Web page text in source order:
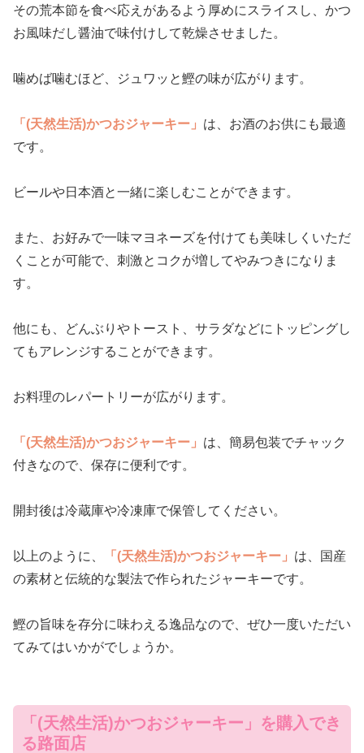
その荒本節を食べ応えがあるよう厚めにスライスし、かつ
お風味だし醤油で味付けして乾燥させました。
噛めば噛むほど、ジュワッと鰹の味が広がります。
「(天然生活)かつおジャーキー」 は、お酒のお供にも最適
です。
ビールや日本酒と一緒に楽しむことができます。
また、お好みで一味マヨネーズを付けても美味しくいただ
くことが可能で、刺激とコクが増してやみつきになりま
す。
他にも、どんぶりやトースト、サラダなどにトッピングし
てもアレンジすることができます。
お料理のレパートリーが広がります。
「(天然生活)かつおジャーキー」 は、簡易包装でチャック
付きなので、保存に便利です。
開封後は冷蔵庫や冷凍庫で保管してください。
以上のように、 「(天然生活)かつおジャーキー」 は、国産
の素材と伝統的な製法で作られたジャーキーです。
鰹の旨味を存分に味わえる逸品なので、ぜひ一度いただい
てみてはいかがでしょうか。
「(天然生活)かつおジャーキー」を購入でき
る路面店